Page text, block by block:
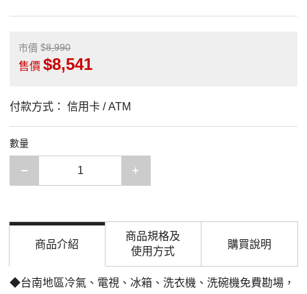
市價 8,990
售價 8,541
付款方式： 信用卡 / ATM
數量
減少一項
商品介紹
商品規格及
使用方式
購買說明
◆台南地區冷氣、電視、冰箱、洗衣機、洗碗機免費勘場 ，